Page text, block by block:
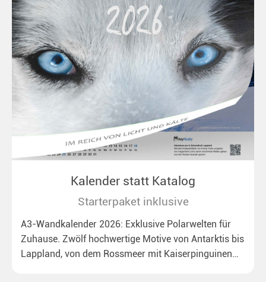
Kalender statt Katalog
Starterpaket inklusive
A3-Wandkalender 2026: Exklusive Polarwelten für
Zuhause. Zwölf hochwertige Motive von Antarktis bis
Lappland, von dem Rossmeer mit Kaiserpinguinen